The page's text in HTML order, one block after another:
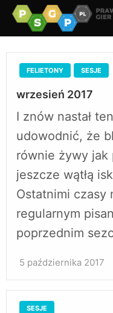
psgp.pl
prawdziwa
FELIETONY SESJE
wrzesień 2017
I znów nastał
udowodnić, że
równie żywy jak
jeszcze wątłą
Ostatnimi czasy
regularnym
poprzednim
Opublikowane
5 października 2017
SESJE